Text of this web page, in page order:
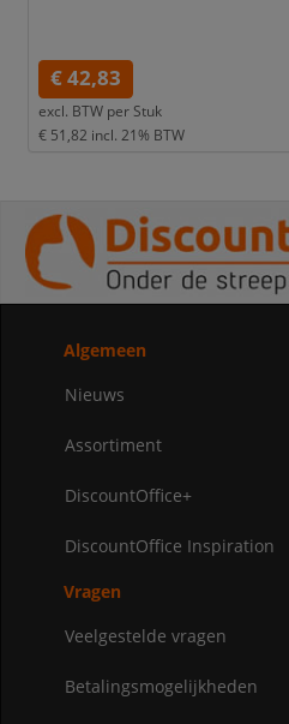
€ 42,83
excl. BTW per Stuk
€ 51,82 incl. 21% BTW
Algemeen
Nieuws
Assortiment
DiscountOffice+
DiscountOffice Inspiration
Vragen
Veelgestelde vragen
Betalingsmogelijkheden